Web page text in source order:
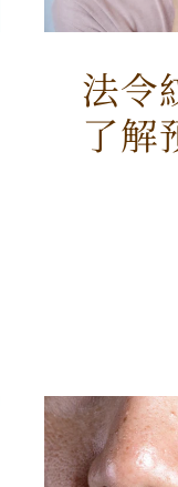
法令
了解